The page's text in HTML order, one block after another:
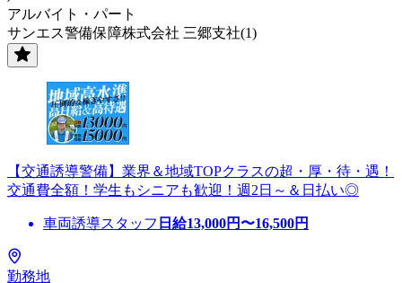
アルバイト・パート
サンエス警備保障株式会社 三郷支社(1)
【交通誘導警備】業界＆地域TOPクラスの超・厚・待・遇！
交通費全額！学生もシニアも歓迎！週2日～＆日払い◎
車両誘導スタッフ 日給13,000円〜16,500円
勤務地